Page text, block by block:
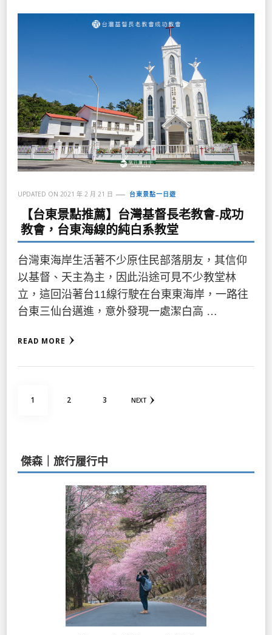
UPDATED ON 2021 年 2 月 21 日 台東景點一日遊
【台東景點推薦】台灣基督長老教會-成功
教會，台東海線的純白系教堂
台灣東海岸生活著不少原住民部落朋友，其信仰
以基督、天主為主，因此沿途可見不少教堂林
立，這回沿著台11線行駛在台東東海岸，一路往
台東三仙台邁進，意外發現一處潔白高 …
READ MORE
PAGE
1 PAGE
2 PAGE
3 NEXT
傑森｜旅行履行中